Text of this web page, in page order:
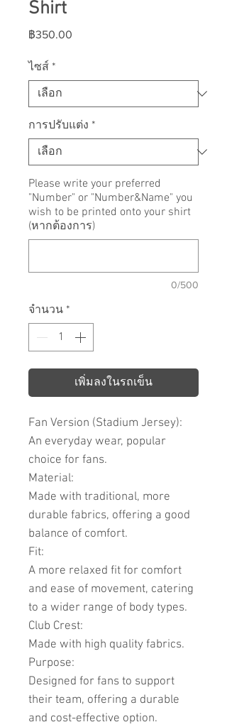
Shirt
฿350.00
ไซส์ *
การปรับแต่ง *
Please write your preferred
"Number" or "Number&Name" you
wish to be printed onto your shirt
(หากต้องการ)
0/500
จำนวน *
เพิ่มลงในรถเข็น
Fan Version (Stadium Jersey):
An everyday wear, popular
choice for fans.
Material:
Made with traditional, more
durable fabrics, offering a good
balance of comfort.
Fit:
A more relaxed fit for comfort
and ease of movement, catering
to a wider range of body types.
Club Crest:
Made with high quality fabrics.
Purpose:
Designed for fans to support
their team, offering a durable
and cost-effective option.